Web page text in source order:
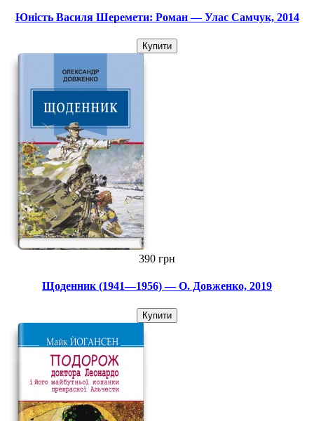
Юність Василя Шеремети: Роман — Улас Cамчук, 2014
Купити
390 грн
Щоденник (1941—1956) — О. Довженко, 2019
Купити